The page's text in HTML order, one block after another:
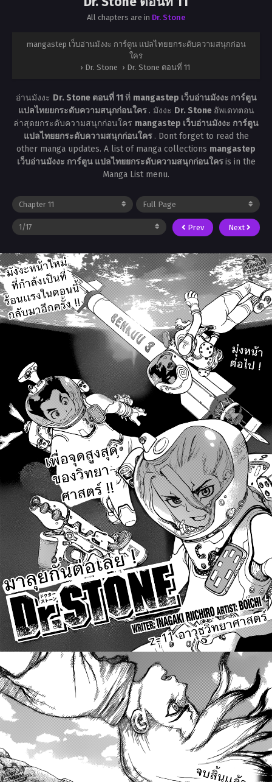
All chapters are in Dr. Stone
mangastep เว็บอ่านมังงะ การ์ตูน แปลไทยยกระดับความสนุกก่อน
ใคร
› Dr. Stone › Dr. Stone ตอนที่ 11
อ่านมังงะ Dr. Stone ตอนที่ 11ที่ mangastep เว็บอ่านมังงะ การ์ตูน
แปลไทยยกระดับความสนุกก่อนใคร . มังงะ Dr. Stone อัพเดทตอน
ล่าสุดยกระดับความสนุกก่อนใคร mangastep เว็บอ่านมังงะ การ์ตูน
แปลไทยยกระดับความสนุกก่อนใคร . Dont forget to read the
other manga updates. A list of manga collections mangastep
เว็บอ่านมังงะ การ์ตูน แปลไทยยกระดับความสนุกก่อนใครis in the
Manga List menu.
Prev Next